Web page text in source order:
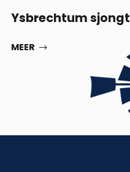
Ysbrechtum sjongt
MEER